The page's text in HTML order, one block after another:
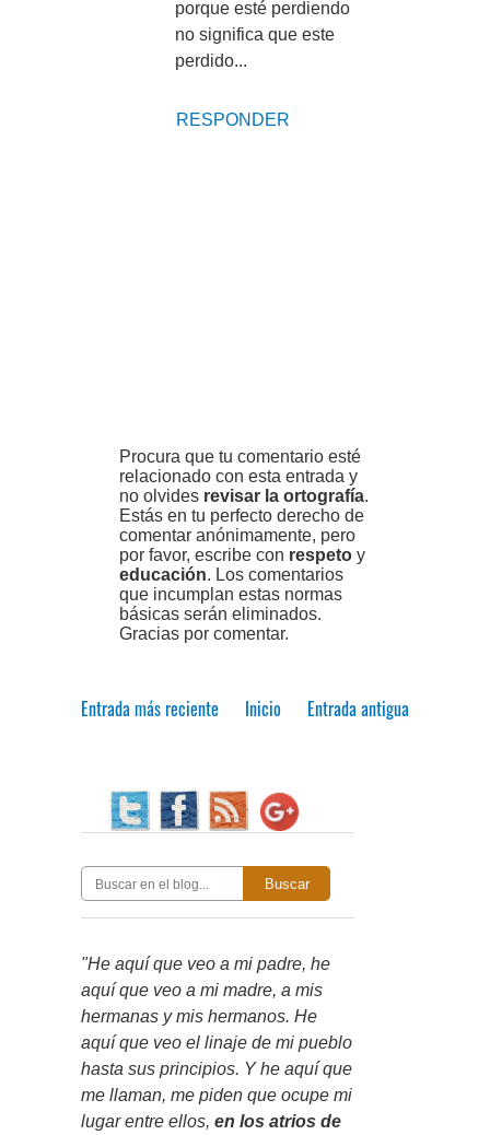
porque esté perdiendo
no significa que este
perdido...
RESPONDER
Procura que tu comentario esté
relacionado con esta entrada y
no olvides revisar la ortografía.
Estás en tu perfecto derecho de
comentar anónimamente, pero
por favor, escribe con respeto y
educación. Los comentarios
que incumplan estas normas
básicas serán eliminados.
Gracias por comentar.
Entrada más reciente Entrada antigua
Inicio
Buscar
"He aquí que veo a mi padre, he
aquí que veo a mi madre, a mis
hermanas y mis hermanos. He
aquí que veo el linaje de mi pueblo
hasta sus principios. Y he aquí que
me llaman, me piden que ocupe mi
lugar entre ellos, en los atrios de